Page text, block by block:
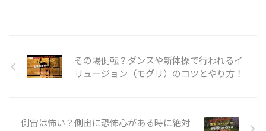
やアクロバットを用いる競技の中
で利用されることの多い技で、技
の形としては前方系の技に分類さ
の技名としては、 １．ハンドス
その場側転？ダンスや新体操で行われるイ
リュージョン（モグリ）のコツとやり方！
側宙は怖い？側宙に恐怖心がある時に絶対